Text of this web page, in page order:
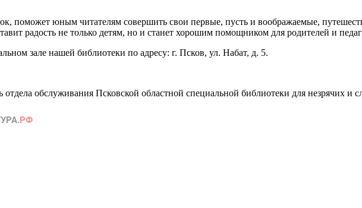
поможет юным читателям совершить свои первые, пусть и воображаемые,
радость не только детям, но и станет хорошим помощником для родителей и
зале нашей библиотеки по адресу: г. Псков, ул. Набат, д. 5.
обслуживания Псковской областной специальной библиотеки для незрячих и